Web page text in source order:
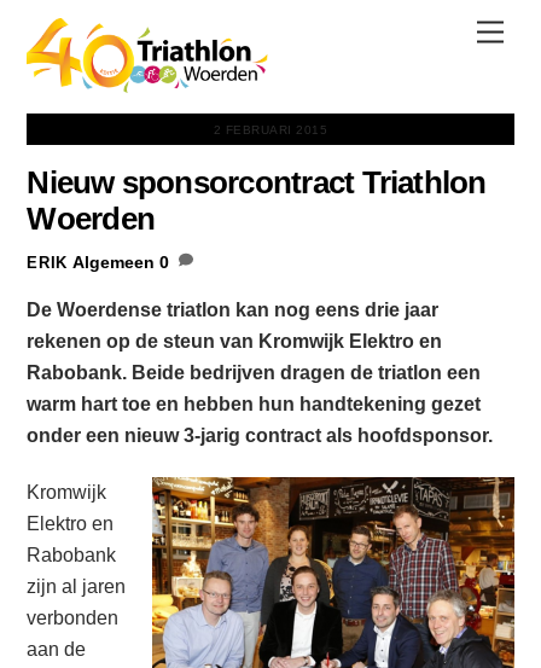
content
2 FEBRUARI 2015
Nieuw sponsorcontract Triathlon
Woerden
ERIK Algemeen 0
De Woerdense triatlon kan nog eens drie jaar
rekenen op de steun van Kromwijk Elektro en
Rabobank. Beide bedrijven dragen de triatlon een
warm hart toe en hebben hun handtekening gezet
onder een nieuw 3-jarig contract als hoofdsponsor.
Kromwijk
Elektro en
Rabobank
zijn al jaren
verbonden
aan de